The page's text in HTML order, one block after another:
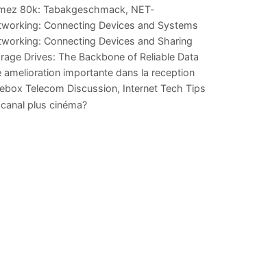
80k: Tabakgeschmack, NET-
und Leistung im
Connecting Devices and Systems
Connecting Devices and Sharing
Drives: The Backbone of Reliable Data
amelioration importante dans la reception
Telecom Discussion, Internet Tech Tips
canal plus cinéma?